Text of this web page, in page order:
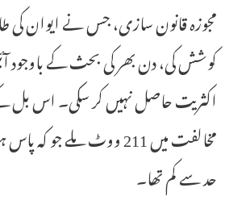
مجوزہ قانون سازی، جس نے ایوان کی
کوشش کی، دن بھر کی بحث کے باوجود
مخالفت میں 211 ووٹ ملے
حد سے کم تھا۔